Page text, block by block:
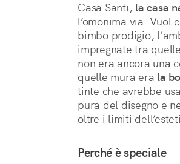
Casa Santi, la casa
l’omonima via. Vuol
bimbo prodigio,
impregnate tra
non era ancora una
quelle mura era la
tinte che avrebbe
pura del disegno e
oltre i limiti
Perché è speciale